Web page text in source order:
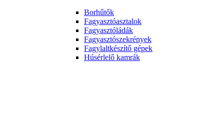
Borhűtők
Fagyasztóasztalok
Fagyasztóládák
Fagyasztószekrények
Fagylaltkészítő gépek
Húsérlelő kamrák